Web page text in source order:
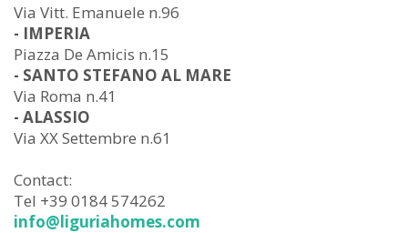
Via Vitt. Emanuele n.96
- IMPERIA
Piazza De Amicis n.15
- SANTO STEFANO AL MARE
Via Roma n.41
- ALASSIO
Via XX Settembre n.61
Contact:
Tel +39 0184 574262
info@liguriahomes.com